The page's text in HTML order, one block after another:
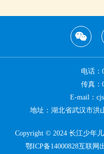
电话：
传真：
E-mail：
地址：湖北省武汉市洪
Copyright © 2024 长江少年
鄂ICP备14000828互联